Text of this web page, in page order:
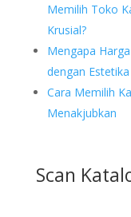
Memilih Toko
Krusial?
Mengapa
dengan
Cara Memilih
Menakjubkan
Scan